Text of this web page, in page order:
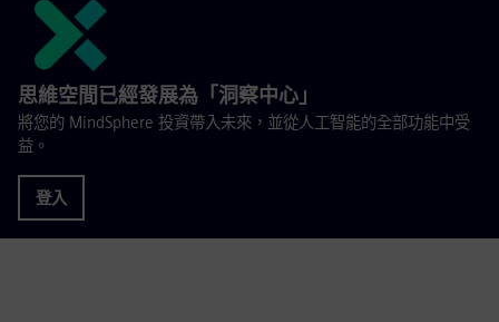
思維空間已經發展為「洞察中心」
將您的 MindSphere 投資帶入未來，並從人工智能的全部功能中受
益。
登入